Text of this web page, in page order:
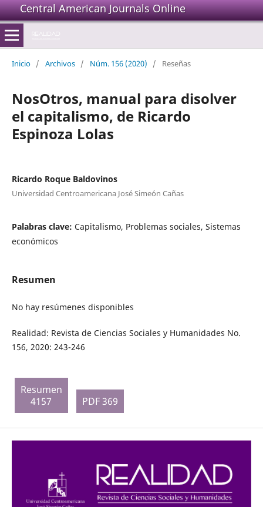
Central American Journals Online
Inicio / Archivos / Núm. 156 (2020) / Reseñas
NosOtros, manual para disolver
el capitalismo, de Ricardo
Espinoza Lolas
Ricardo Roque Baldovinos
Universidad Centroamericana José Simeón Cañas
Palabras clave: Capitalismo, Problemas sociales, Sistemas
económicos
Resumen
No hay resúmenes disponibles
Realidad: Revista de Ciencias Sociales y Humanidades No.
156, 2020: 243-246
Resumen
4157
PDF 369